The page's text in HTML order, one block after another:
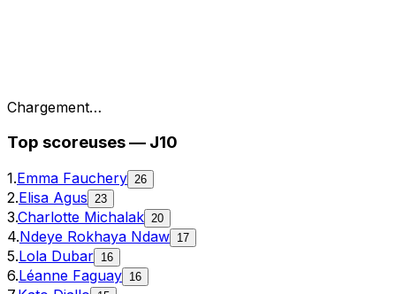
Chargement…
Top scoreuses— J10
1.Emma Fauchery 26
2.Elisa Agus 23
3.Charlotte Michalak 20
4.Ndeye Rokhaya Ndaw 17
5.Lola Dubar 16
6.Léanne Faguay 16